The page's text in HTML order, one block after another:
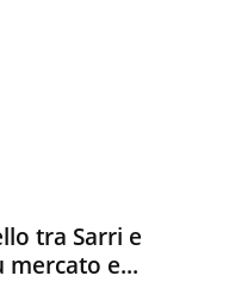
tra Sarri e
mercato e...